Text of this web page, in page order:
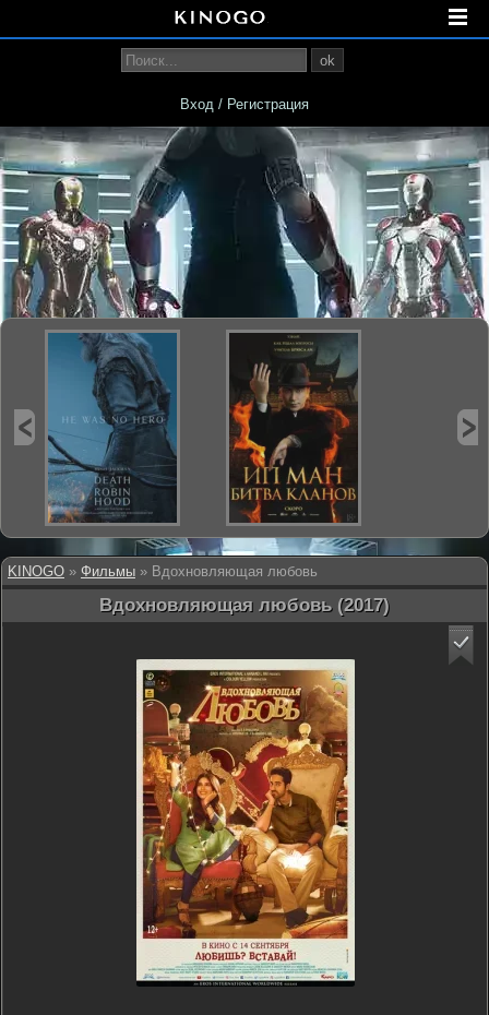
KINOGO » Фильмы » Вдохновляющая любовь
Вдохновляющая любовь (2017)
ok
Вход / Регистрация